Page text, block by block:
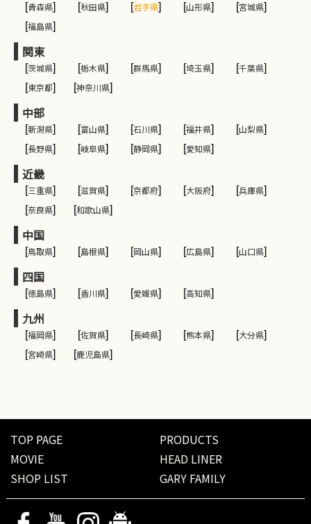
[青森県] [秋田県] [岩手県] [山形県] [宮城県]
[福島県]
関東
[茨城県] [栃木県] [群馬県] [埼玉県] [千葉県]
[東京都] [神奈川県]
中部
[新潟県] [富山県] [石川県] [福井県] [山梨県]
[長野県] [岐阜県] [静岡県] [愛知県]
近畿
[三重県] [滋賀県] [京都府] [大阪府] [兵庫県]
[奈良県] [和歌山県]
中国
[鳥取県] [島根県] [岡山県] [広島県] [山口県]
四国
[徳島県] [香川県] [愛媛県] [高知県]
九州
[福岡県] [佐賀県] [長崎県] [熊本県] [大分県]
[宮崎県] [鹿児島県]
TOP PAGE
PRODUCTS
MOVIE
HEAD LINER
SHOP LIST
GARY FAMILY